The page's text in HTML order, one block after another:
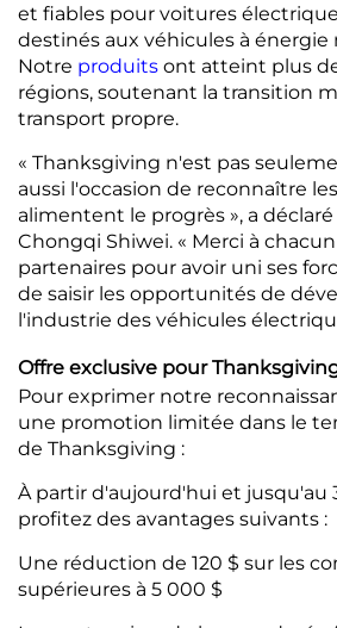
et fiables pour voitures
destinés aux véhicules à énergie
Notre produits ont atteint plus
régions, soutenant la transition
transport propre.
« Thanksgiving n'est pas
aussi l'occasion de reconnaître
alimentent le progrès », a déclaré
Chongqi Shiwei. « Merci à
partenaires pour avoir uni ses
de saisir les opportunités de
l'industrie des véhicules
Offre exclusive pour
Pour exprimer notre
une promotion limitée dans le
de Thanksgiving :
À partir d'aujourd'hui et jusqu'au
profitez des avantages suivants :
Une réduction de 120 $ sur les
supérieures à 5 000 $